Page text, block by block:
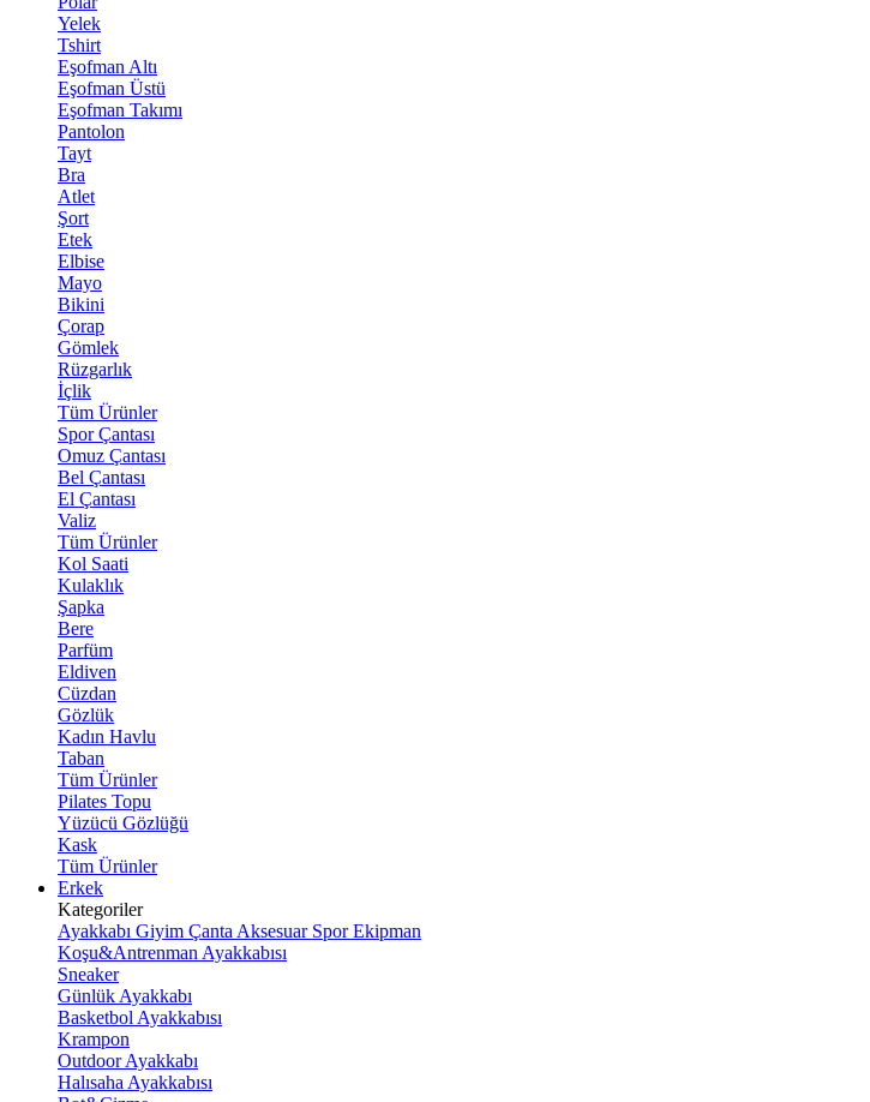
Yelek
Tshirt
Eşofman Altı
Eşofman Üstü
Eşofman Takımı
Pantolon
Tayt
Bra
Atlet
Şort
Etek
Elbise
Mayo
Bikini
Çorap
Gömlek
Rüzgarlık
İçlik
Tüm Ürünler
Spor Çantası
Omuz Çantası
Bel Çantası
El Çantası
Valiz
Tüm Ürünler
Kol Saati
Kulaklık
Şapka
Bere
Parfüm
Eldiven
Cüzdan
Gözlük
Kadın Havlu
Taban
Tüm Ürünler
Pilates Topu
Yüzücü Gözlüğü
Kask
Tüm Ürünler
Erkek
Kategoriler
Ayakkabı Giyim Çanta Aksesuar Spor Ekipman
Koşu&Antrenman Ayakkabısı
Sneaker
Günlük Ayakkabı
Basketbol Ayakkabısı
Krampon
Outdoor Ayakkabı
Halısaha Ayakkabısı